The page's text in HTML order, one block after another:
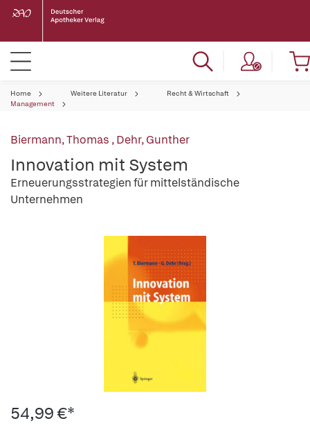
Home Weitere Literatur
Recht & Wirtschaft
Management
Biermann, Thomas ,Dehr, Gunther
Innovation mit System
Erneuerungsstrategien für mittelständische
Unternehmen
54,99 €*